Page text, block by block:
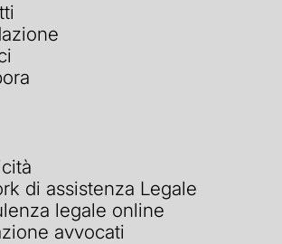
di assistenza Legale
legale online
avvocati